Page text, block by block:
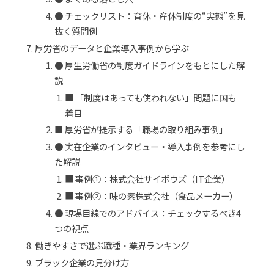
● チェックリスト：育休・産休制度の“実態”を見
抜く質問例
厚労省のデータと企業導入事例から学ぶ
● 厚生労働省の制度ガイドラインをもとにした解
説
■ 「制度はあっても使われない」問題に国も
着目
■ 厚労省が提示する「職場の取り組み事例」
● 実在企業のインタビュー・導入事例を参考にし
た解説
■ 事例①：株式会社サイボウズ（IT企業）
■ 事例②：味の素株式会社（食品メーカー）
● 現場目線でのアドバイス：チェックするべき4
つの視点
働きやすさで選ぶ職種・業界ランキング
ブラック企業の見分け方